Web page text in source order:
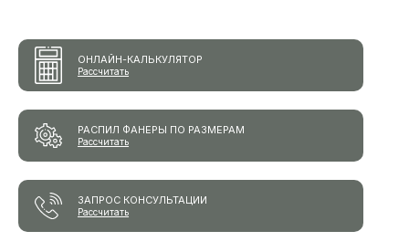
ОНЛАЙН-КАЛЬКУЛЯТОР
Рассчитать
РАСПИЛ ФАНЕРЫ ПО РАЗМЕРАМ
Рассчитать
ЗАПРОС КОНСУЛЬТАЦИИ
Рассчитать